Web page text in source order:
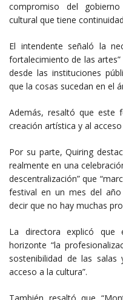
compromiso del
cultural que tiene
El intendente señaló la
fortalecimiento de las
desde las instituciones
que la cosas sucedan en el
Además, resaltó que este
creación artística y al acceso
Por su parte, Quiring
realmente en una
descentralización” que
festival en un mes del
decir que no hay muchas
La directora explicó que
horizonte “la
sostenibilidad de las
acceso a la cultura”.